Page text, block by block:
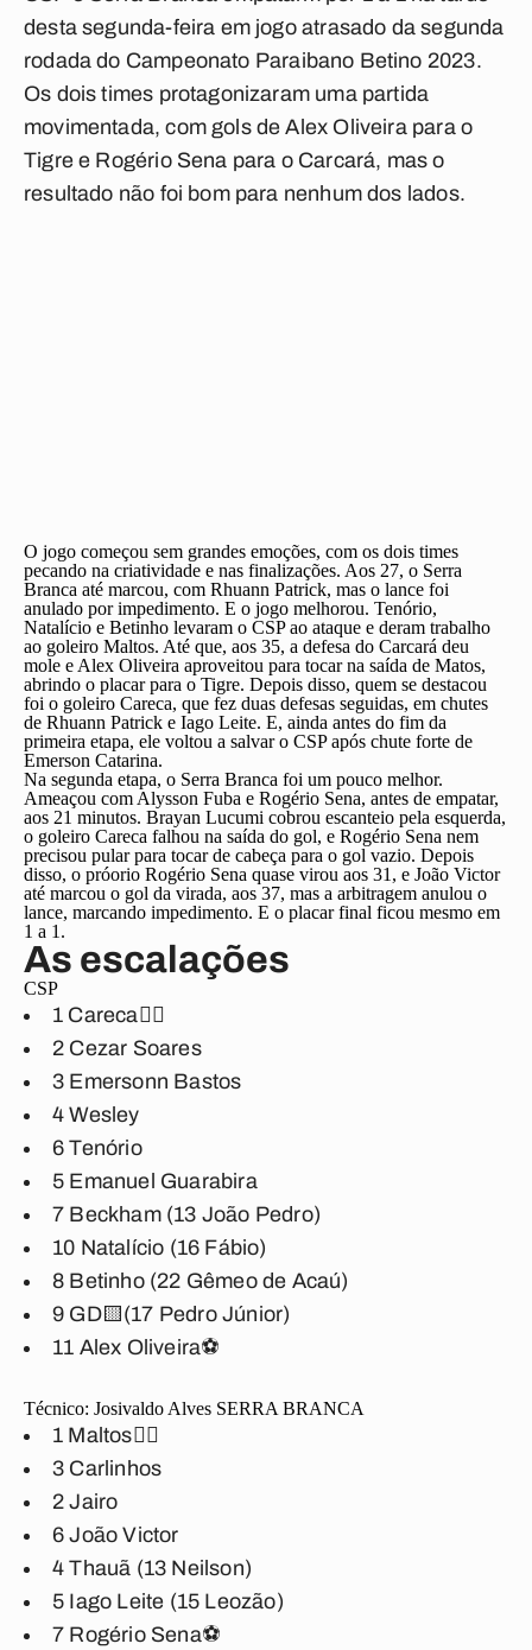
desta segunda-feira em jogo atrasado da segunda
rodada do Campeonato Paraibano Betino 2023.
Os dois times protagonizaram uma partida
movimentada, com gols de Alex Oliveira para o
Tigre e Rogério Sena para o Carcará, mas o
resultado não foi bom para nenhum dos lados.
O jogo começou sem grandes emoções, com os dois times
pecando na criatividade e nas finalizações. Aos 27, o Serra
Branca até marcou, com Rhuann Patrick, mas o lance foi
anulado por impedimento. E o jogo melhorou. Tenório,
Natalício e Betinho levaram o CSP ao ataque e deram trabalho
ao goleiro Maltos. Até que, aos 35, a defesa do Carcará deu
mole e Alex Oliveira aproveitou para tocar na saída de Matos,
abrindo o placar para o Tigre. Depois disso, quem se destacou
foi o goleiro Careca, que fez duas defesas seguidas, em chutes
de Rhuann Patrick e Iago Leite. E, ainda antes do fim da
primeira etapa, ele voltou a salvar o CSP após chute forte de
Emerson Catarina.
Na segunda etapa, o Serra Branca foi um pouco melhor.
Ameaçou com Alysson Fuba e Rogério Sena, antes de empatar,
aos 21 minutos. Brayan Lucumi cobrou escanteio pela esquerda,
o goleiro Careca falhou na saída do gol, e Rogério Sena nem
precisou pular para tocar de cabeça para o gol vazio. Depois
disso, o próorio Rogério Sena quase virou aos 31, e João Victor
até marcou o gol da virada, aos 37, mas a arbitragem anulou o
lance, marcando impedimento. E o placar final ficou mesmo em
1 a 1.
As escalações
CSP
1 Careca🖐🏽
2 Cezar Soares
3 Emersonn Bastos
4 Wesley
6 Tenório
5 Emanuel Guarabira
7 Beckham (13 João Pedro)
10 Natalício (16 Fábio)
8 Betinho (22 Gêmeo de Acaú)
9 GD🟨(17 Pedro Júnior)
11 Alex Oliveira⚽
Técnico: Josivaldo Alves SERRA BRANCA
1 Maltos🖐🏽
3 Carlinhos
2 Jairo
6 João Victor
4 Thauã (13 Neilson)
5 Iago Leite (15 Leozão)
7 Rogério Sena⚽